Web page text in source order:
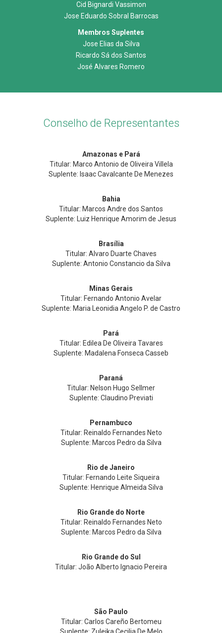
Cid Bignardi Vassimon
Jose Eduardo Sobral Barrocas
Membros Suplentes
Jose Elias da Silva
Ricardo Sá dos Santos
José Alvares Romero
Conselho de Representantes
Amazonas e Pará
Titular: Marco Antonio de Oliveira Villela
Suplente: Isaac Cavalcante De Menezes
Bahia
Titular: Marcos Andre dos Santos
Suplente: Luiz Henrique Amorim de Jesus
Brasília
Titular: Alvaro Duarte Chaves
Suplente: Antonio Constancio da Silva
Minas Gerais
Titular: Fernando Antonio Avelar
Suplente: Maria Leonidia Angelo P. de Castro
Pará
Titular: Edilea De Oliveira Tavares
Suplente: Madalena Fonseca Casseb
Paraná
Titular: Nelson Hugo Sellmer
Suplente: Claudino Previati
Pernambuco
Titular: Reinaldo Fernandes Neto
Suplente: Marcos Pedro da Silva
Rio de Janeiro
Titular: Fernando Leite Siqueira
Suplente: Henrique Almeida Silva
Rio Grande do Norte
Titular: Reinaldo Fernandes Neto
Suplente: Marcos Pedro da Silva
Rio Grande do Sul
Titular: João Alberto Ignacio Pereira
São Paulo
Titular: Carlos Careño Bertomeu